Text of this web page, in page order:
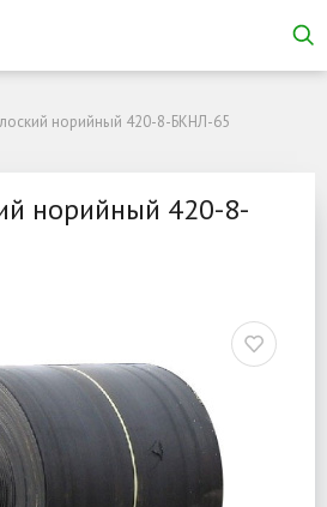
8-БКНЛ-65норийный 420-8-БКНЛ-65
норийный 420-8-